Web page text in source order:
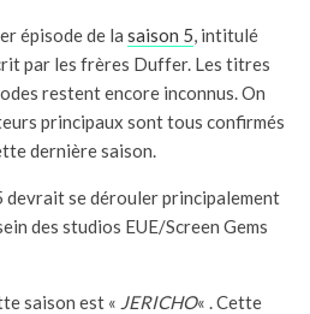
épisode de la saison 5, intitulé
par les frères Duffer. Les titres
restent encore inconnus. On
principaux sont tous confirmés
dernière saison.
devrait se dérouler principalement
des studios EUE/Screen Gems
saison est « JERICHO« . Cette